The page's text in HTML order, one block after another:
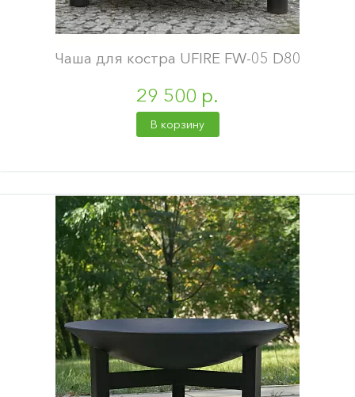
Чаша для костра UFIRE FW-05 D80
29 500 р.
В корзину